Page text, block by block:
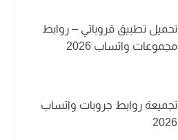
تحميل تطبيق قروباتي – روابط
مجموعات واتساب 2026
تجميعة روابط جروبات واتساب
2026